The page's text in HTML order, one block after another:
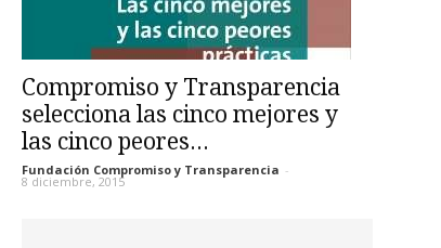
Compromiso y Transparencia
selecciona las cinco mejores y
las cinco peores...
Fundación Compromiso y Transparencia -
8 diciembre, 2015